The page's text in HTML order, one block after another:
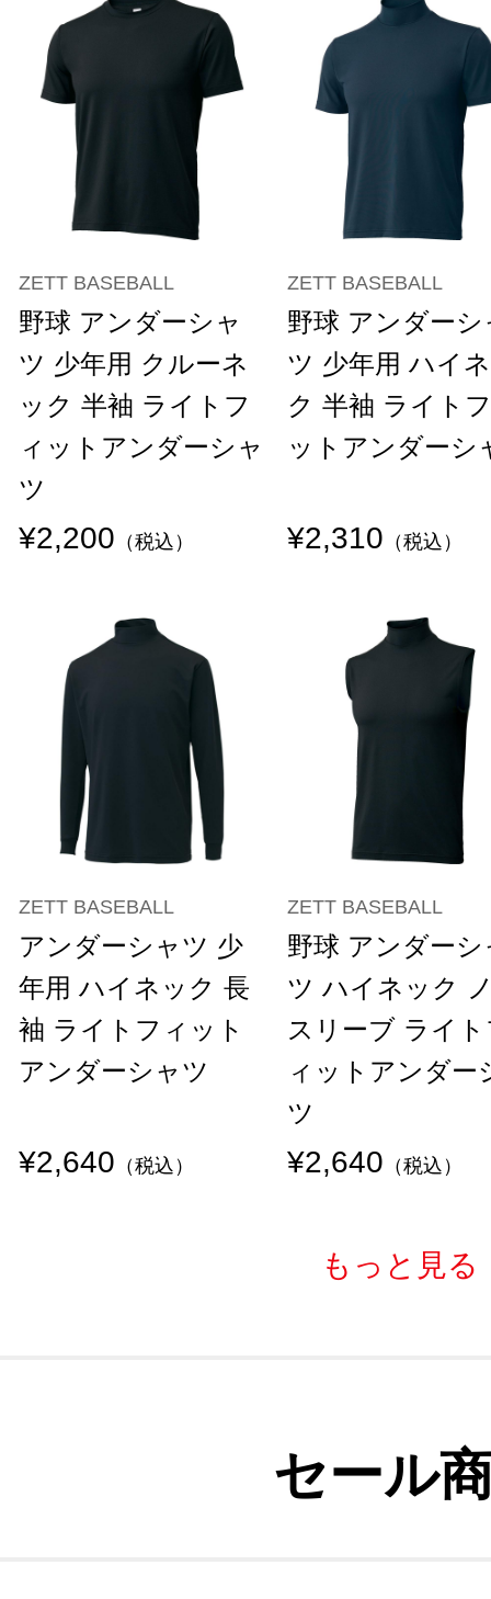
ZETT BASEBALL
野球 アンダーシャ
ツ 少年用 クルーネ
ック 半袖 ライトフ
ィットアンダーシャ
ツ
¥2,200 （税込）
ZETT BASEBALL
野球 アンダーシ
ツ 少年用 ハイ
ク 半袖 ライト
ットアンダーシ
¥2,310 （税込）
ZETT BASEBALL
アンダーシャツ 少
年用 ハイネック 長
袖 ライトフィット
アンダーシャツ
¥2,640 （税込）
ZETT BASEBALL
野球 アンダーシ
ツ ハイネック
スリーブ ライ
ィットアンダー
ツ
¥2,640 （税込）
もっと見る
セール